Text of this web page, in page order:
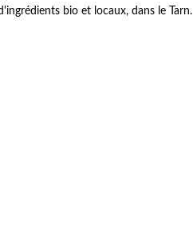
bio et locaux, dans le Tarn.